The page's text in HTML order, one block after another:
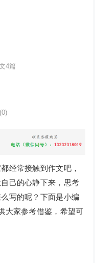
4篇
常接触到作文吧，
己的心静下来，思考
写的呢？下面是小编
大家参考借鉴，希望可